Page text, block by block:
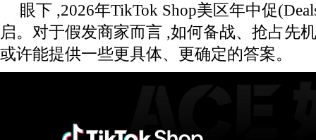
眼下 ,2026年TikTok Shop美区年中促
启。对于假发商家而言 ,如何备战、抢占先
或许能提供一些更具体、更确定的答案。